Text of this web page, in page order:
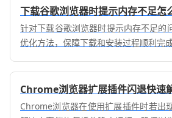
下载谷歌浏览器时提示内存不足怎
针对下载谷歌浏览器时提示内存不足的
优化方法，保障下载和安装过程顺利完成
Chrome浏览器扩展插件闪退快速
Chrome浏览器在使用扩展插件时若出